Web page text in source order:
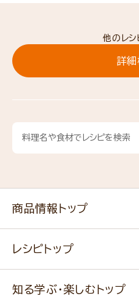
他のレシ
詳細
商品情報トップ
健康食品・他
レシピトップ
知る学ぶ・楽しむトップ